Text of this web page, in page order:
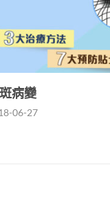
病變
06-27